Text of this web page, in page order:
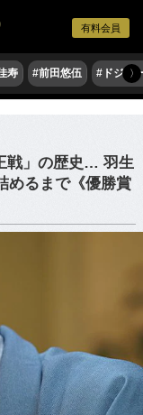
有料会員
寿 #前田悠伍 #ドジャ
〉
戦」の歴史… 羽生
めるまで《優勝賞